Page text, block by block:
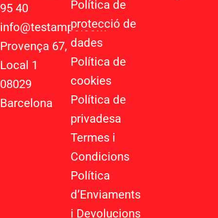
95 40
info@testampo.com
Provença 67,
Local 1
08029
Barcelona
Política de
protecció de
dades
Política de
cookies
Política de
privadesa
Termes i
Condicions
Política
d’Enviaments
i Devolucions